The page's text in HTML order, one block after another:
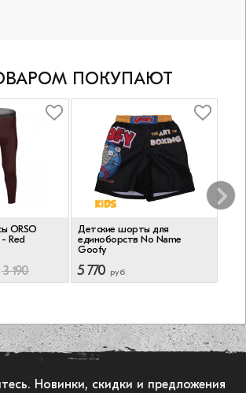
ПОКУПАЮТ
ORSO
Red
3 190
Детские шорты для
единоборств No Name
Goofy
5 770 руб
Новинки, скидки и предложения